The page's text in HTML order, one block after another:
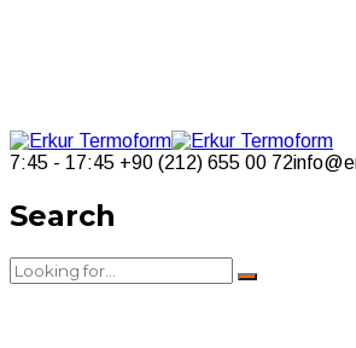
7:45 - 17:45 +90 (212) 655 00 72
Search